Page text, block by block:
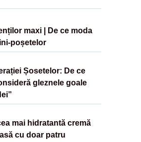
maxi | De ce moda
poșetelor
Șosetelor: De ce
gleznele goale
mai hidratantă cremă
cu doar patru